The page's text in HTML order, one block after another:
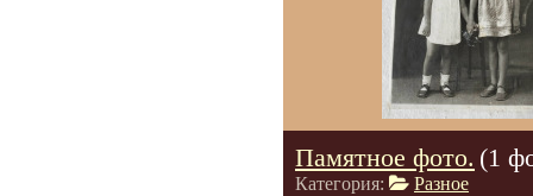
Памятное фото. (1
Категория:
Разное